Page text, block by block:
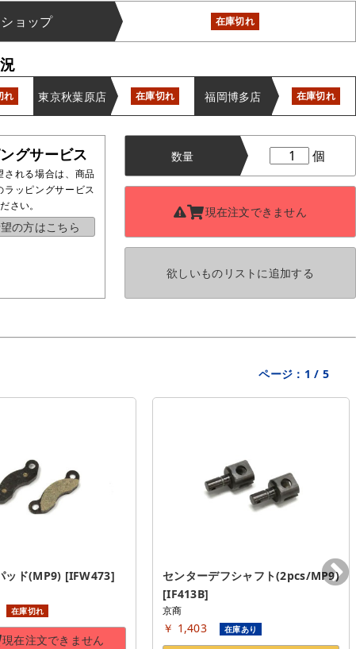
ョップ 在庫切れ
れ 東京秋葉原店 在庫切れ 福岡博多店 在庫切れ
グサービス
される場合は、商品
ラッピングサービス
さい。
の方はこちら
数量 個
現在注文できません
欲しいものリストに追加する
ページ： 1 / 5
ッド(MP9) [IFW473]
在庫切れ
現在注文できません
センターデフシャフト(2pcs/MP9)
[IF413B]
京商
￥ 1,403 在庫あり